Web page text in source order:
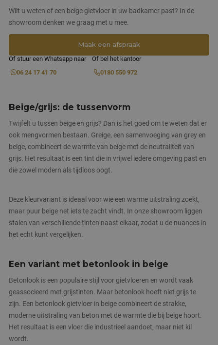
Wilt u weten of een beige gietvloer in uw badkamer past? In de
showroom denken we graag met u mee.
Maak een afspraak
Of stuur een Whatsapp naar
06 24 17 41 70
Of bel het kantoor
0180 550 972
Beige/grijs: de tussenvorm
Twijfelt u tussen beige en grijs? Dan is het goed om te weten dat er
ook mengvormen bestaan. Greige, een samenvoeging van grey en
beige, combineert de warmte van beige met de neutraliteit van
grijs. Het resultaat is een tint die in vrijwel iedere omgeving past en
die zowel modern als tijdloos oogt.
Deze kleurvariant is ideaal voor wie een warme uitstraling zoekt,
maar puur beige net iets te zacht vindt. In onze showroom liggen
stalen van verschillende tinten naast elkaar, zodat u de nuances in
het echt kunt vergelijken.
Een variant met betonlook in beige
Betonlook is een populaire stijl voor gietvloeren en wordt vaak
geassocieerd met grijstinten. Maar betonlook hoeft niet grijs te
zijn. Een betonlook gietvloer in beige combineert de strakke,
moderne uitstraling van beton met de warmte die bij beige hoort.
Het resultaat is een vloer die industrieel aandoet, maar niet kil
wordt.